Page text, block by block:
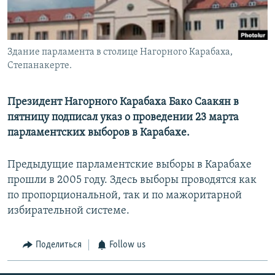
Հայերեն
English
Русский
Все сайты Радио Азатутюн
Здание парламента в столице Нагорного Карабаха,
Степанакерте.
Президент Нагорного Карабаха Бако Саакян в
пятницу подписал указ о проведении 23 марта
парламентских выборов в Карабахе.
Предыдущие парламентские выборы в Карабахе
прошли в 2005 году. Здесь выборы проводятся как
по пропорциональной, так и по мажоритарной
избирательной системе.
Поделиться Follow us